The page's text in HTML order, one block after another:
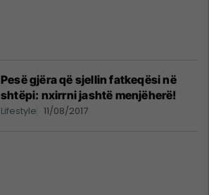
Pesë gjëra që sjellin fatkeqësi në
shtëpi: nxirrni jashtë menjëherë!
Lifestyle 11/08/2017